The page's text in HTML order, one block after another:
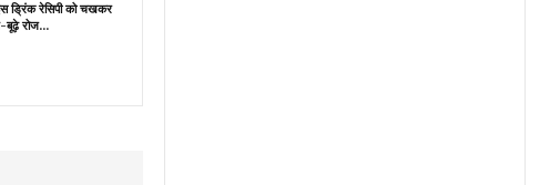
ड्रिंक रेसिपी को चखकर
बूढ़े रोज…